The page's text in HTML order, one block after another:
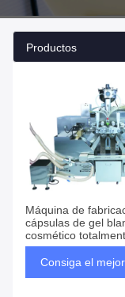
Productos
Máquina de
cápsulas de gel
cosmético
automática
Consiga el